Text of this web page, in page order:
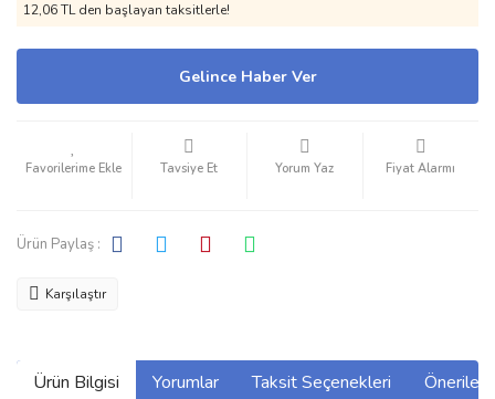
12,06 TL den başlayan taksitlerle!
Gelince Haber Ver
Tavsiye Et Yorum Yaz Fiyat Alarmı
Ürün Paylaş :
Karşılaştır
Ürün Bilgisi Yorumlar Taksit Seçenekleri